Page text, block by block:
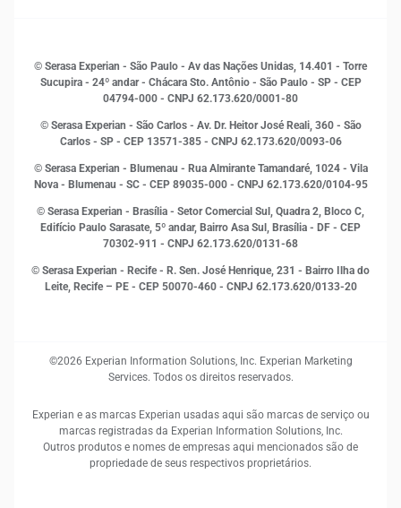
Inovação e Tecnologia
Leis e impostos
Marketing
Open Finance
Proteção de Dados
Sustentabilidade Corporativa
© Serasa Experian - São Paulo - Av das Nações Unidas, 14.401 - Torre
Sucupira - 24º andar - Chácara Sto. Antônio - São Paulo - SP - CEP
04794-000 - CNPJ 62.173.620/0001-80
© Serasa Experian - São Carlos - Av. Dr. Heitor José Reali, 360 - São
Carlos - SP - CEP 13571-385 - CNPJ 62.173.620/0093-06
© Serasa Experian - Blumenau - Rua Almirante Tamandaré, 1024 - Vila
Nova - Blumenau - SC - CEP 89035-000 - CNPJ 62.173.620/0104-95
© Serasa Experian - Brasília - Setor Comercial Sul, Quadra 2, Bloco C,
Edifício Paulo Sarasate, 5º andar, Bairro Asa Sul, Brasília - DF - CEP
70302-911 - CNPJ 62.173.620/0131-68
© Serasa Experian - Recife - R. Sen. José Henrique, 231 - Bairro Ilha do
Leite, Recife – PE - CEP 50070-460 - CNPJ 62.173.620/0133-20
©2026 Experian Information Solutions, Inc. Experian Marketing
Services. Todos os direitos reservados.
Experian e as marcas Experian usadas aqui são marcas de serviço ou
marcas registradas da Experian Information Solutions, Inc.
Outros produtos e nomes de empresas aqui mencionados são de
propriedade de seus respectivos proprietários.